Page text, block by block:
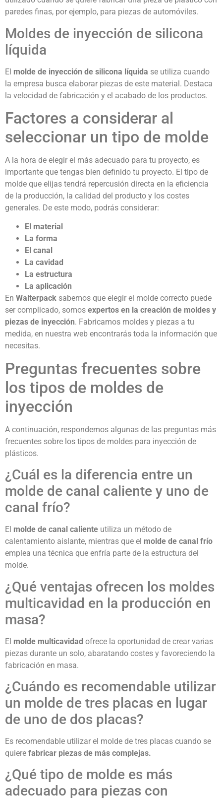
paredes finas, por ejemplo, para piezas de automóviles.
Moldes de inyección de silicona
líquida
El molde de inyección de silicona líquida se utiliza cuando
la empresa busca elaborar piezas de este material. Destaca
la velocidad de fabricación y el acabado de los productos.
Factores a considerar al
seleccionar un tipo de molde
A la hora de elegir el más adecuado para tu proyecto, es
importante que tengas bien definido tu proyecto. El tipo de
molde que elijas tendrá repercusión directa en la eficiencia
de la producción, la calidad del producto y los costes
generales. De este modo, podrás considerar:
El material
La forma
El canal
La cavidad
La estructura
La aplicación
En Walterpack sabemos que elegir el molde correcto puede
ser complicado, somos expertos en la creación de moldes y
piezas de inyección. Fabricamos moldes y piezas a tu
medida, en nuestra web encontrarás toda la información que
necesitas.
Preguntas frecuentes sobre
los tipos de moldes de
inyección
A continuación, respondemos algunas de las preguntas más
frecuentes sobre los tipos de moldes para inyección de
plásticos.
¿Cuál es la diferencia entre un
molde de canal caliente y uno de
canal frío?
El molde de canal caliente utiliza un método de
calentamiento aislante, mientras que el molde de canal frío
emplea una técnica que enfría parte de la estructura del
molde.
¿Qué ventajas ofrecen los moldes
multicavidad en la producción en
masa?
El molde multicavidad ofrece la oportunidad de crear varias
piezas durante un solo, abaratando costes y favoreciendo la
fabricación en masa.
¿Cuándo es recomendable utilizar
un molde de tres placas en lugar
de uno de dos placas?
Es recomendable utilizar el molde de tres placas cuando se
quiere fabricar piezas de más complejas.
¿Qué tipo de molde es más
adecuado para piezas con